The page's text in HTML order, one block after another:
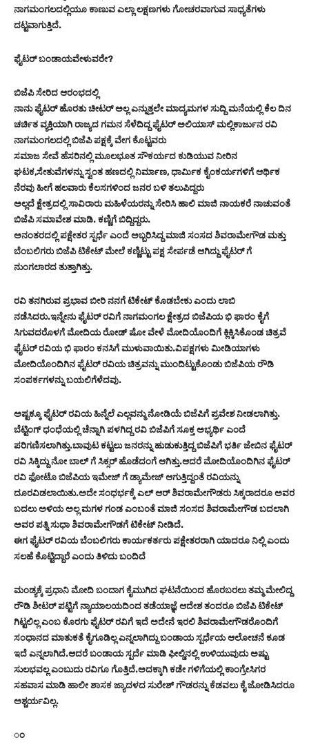
ನಾಗಮಂಗಲದಲ್ಲಿಯೂ ಕಾಣುವ ಎಲ್ಲಾ ಲಕ್ಷಣಗಳು ಗೋಚರವಾಗುವ ಸಾಧ್ಯತೆಗಳು
ದಟ್ಟವಾಗುತ್ತಿದೆ.
ಫೈಟರ್ ಬಂಡಾಯವೇಳುವರೇ?
ಬಿಜೆಪಿ ಸೇರಿದ ಆರಂಭದಲ್ಲಿ
ನಾನು ಫೈಟರ್ ಹೊರತು ಚೀಟರ್ ಅಲ್ಲ ಎನ್ನುತ್ತಲೇ ಮಾದ್ಯಮಗಳ ಸುದ್ದಿ ಮನೆಯಲ್ಲಿ ಕೆಲ ದಿನ
ಚರ್ಚಿತ ವ್ಯಕ್ತಿಯಾಗಿ ರಾಜ್ಯದ ಗಮನ ಸೆಳೆದಿದ್ದ ಫೈಟರ್ ಅಲಿಯಾಸ್ ಮಲ್ಲಿಕಾರ್ಜುನ ರವಿ
ನಾಗಮಂಗಲದಲ್ಲಿ ಬಿಜೆಪಿ ಪಕ್ಷಕ್ಕೆ ವೇಗ ಕೊಟ್ಟವರು
ಸಮಾಜ ಸೇವೆ ಹೆಸರಿನಲ್ಲಿ ಮೂಲಭೂತ ಸೌಕರ್ಯದ ಕುಡಿಯುವ ನೀರಿನ
ಘಟಕ,ಸೇತುವೆಗಳನ್ನು ಸ್ವಂತ ಹಣದಲ್ಲಿ ನಿರ್ಮಾಣ, ಧಾರ್ಮಿಕ ಕೈಂಕರ್ಯಗಳಿಗೆ ಆರ್ಥಿಕ
ನೆರವು ಹೀಗೆ ಹಲವಾರು ಕೆಲಸಗಳಿಂದ ಜನರ ಬಳಿ ತಲುಪಿದ್ದರು
ಅಲ್ಲದೆ ಕ್ಷೇತ್ರದಲ್ಲಿ ಸಾವಿರಾರು ಮಹಿಳೆಯರನ್ನು ಸೇರಿಸಿ ಹಾಲಿ ಮಾಜಿ ನಾಯಕರೆ ನಾಚುವಂತೆ
ಬಿಜೆಪಿ ಸಮಾವೇಶ ಮಾಡಿ. ಕಣ್ಣಿಗೆ ಬಿದ್ದಿದ್ದರು.
ಅನಂತರದಲ್ಲಿ ಪಕ್ಷೇತರ ಸ್ಪರ್ಧೆ ಎಂದೆ ಅಬ್ಬರಿಸಿದ್ದ ಮಾಜಿ ಸಂಸದ ಶಿವರಾಮೇಗೌಡ ಮತ್ತು
ಬೆಂಬಲಿಗರು ಬಿಜೆಪಿ ಟಿಕೇಟ್ ಮೇಲೆ ಕಣ್ಣಿಟ್ಟು ಪಕ್ಷ ಸೇರ್ಪಡೆ ಆಗಿದ್ದು ಫೈಟರ್ ಗೆ
ನುಂಗಲಾರದ ತುತ್ತಾಗಿತ್ತು.
ರವಿ ತನಗಿರುವ ಪ್ರಭಾವ ಬೀರಿ ನನಗೆ ಟಿಕೇಟ್ ಕೊಡಬೇಕು ಎಂದು ಲಾಬಿ
ನಡೆಸಿದರು.ಇನ್ನೇನು ಫೈಟರ್ ರವಿಗೆ ನಾಗಮಂಗಲ ಕ್ಷೇತ್ರದ ಬಿಜೆಪಿಯ ಭಿ ಫಾರಂ ಕೈಗೆ
ಸಿಗುವದರೊಳಗೆ ಮೋದಿಯ ರೋಡ್ ಷೋ ವೇಳೆ ಮೋದಿಯೊಂದಿಗೆ ಕ್ಲಿಕ್ಕಿಸಿಕೊಂಡ ಚಿತ್ರವೆ
ಫೈಟರ್ ರವಿಯ ಭಿ ಫಾರಂ ಕನಸಿಗೆ ಮುಳುವಾಯಿತು.ವಿಪಕ್ಷಗಳು ಮೀಡಿಯಾಗಳು
ಮೋದಿಯೊಂದಿಗಿನ ಫೈಟರ್ ರವಿಯ ಚಿತ್ರವನ್ನು ಮುಂದಿಟ್ಟುಕೊಂಡು ಬಿಜೆಪಿಯ ರೌಡಿ
ಸಂಪರ್ಕಗಳನ್ನು ಬಯಲಿಗೆಳೆದವು.
ಅಷ್ಟಕ್ಕೂ ಫೈಟರ್ ರವಿಯ ಹಿನ್ನೆಲೆ ಎಲ್ಲವನ್ಮು ನೋಡಿಯೆ ಬಿಜೆಪಿಗೆ ಪ್ರವೇಶ ನೀಡಲಾಗಿತ್ತು.
ಬೆಟ್ಟಿಂಗ್ ಧಂಧೆಯಲ್ಲಿ ಚೆನ್ನಾಗಿ ಪಳಗಿದ್ದ ರವಿ ಬಿಜೆಪಿಗೆ ಸೂಕ್ತ ಅಭ್ಯರ್ಥಿ ಎಂದೆ
ಪರಿಗಣಿಸಲಾಗಿತ್ತು.ಬಾವುಟ ಕಟ್ಟಲು ಜನರನ್ನು ಹುಡುಕುತ್ತಿದ್ದ ಬಿಜೆಪಿಗೆ ಭರ್ತಿ ಜೇಬಿನ ಫೈಟರ್
ರವಿ ಸಿಕ್ಕಿದ್ದು ನೋ ಬಾಲ್ ಗೆ ಸಿಕ್ಸರ್ ಹೊಡೆದಂಗೆ ಆಗಿತ್ತು.ಆದರೆ ಮೋದಿಯೊಂದಿಗಿ‌ನ ಫೈಟರ್
ರವಿ ಫೋಟೊ ಬಿಜೆಪಿಯ ಇಮೇಜ್ ಗೆ ಡ್ಯಾಮೇಜ್ ಆಗುತ್ತಿದ್ದಂತೆ ರವಿಯನ್ನು
ದೂರವಿಡಲಾಯಿತು.ಅದೇ ಸಂಧರ್ಭಕ್ಕೆ ಎಲ್ ಆರ್ ಶಿವರಾಮೇಗೌಡರು ಸಿಕ್ಕರಾದರೂ ಅವರ
ಬದಲು ಅಳಿಯ ಅಲ್ಲ ಮಗಳ ಗಂಡ ಎಂಬಂತೆ ಮಾಜಿ ಸಂಸದ ಶಿವರಾಮೇಗೌಡ ಬದಲಾಗಿ
ಅವರ ಪತ್ನಿ ಸುಧಾ ಶಿವರಾಮೇಗೌಡಗೆ ಟಿಕೇಟ್ ನೀಡಿದೆ.
ಈಗ ಫೈಟರ್ ರವಿಯ ಬೆಂಬಲಿಗರು ಕಾರ್ಯಕರ್ತರು ಪಕ್ಷೇತರರಾಗಿ ಯಾದರೂ ನಿಲ್ಲಿ ಎಂದು
ಸಲಹೆ ಕೊಟ್ಟಿದ್ದಾರೆ ಎಂದು ತಿಳಿದು ಬಂದಿದೆ
ಮಂಡ್ಯಕ್ಕೆ ಪ್ರಧಾನಿ ಮೋದಿ ಬಂದಾಗ ಕೈಮುಗಿದ ಘಟನೆಯಿಂದ ಹೊರಬರಲು ತಮ್ಮ ಮೇಲಿದ್ದ
ರೌಡಿ ಶೀಟರ್ ಪಟ್ಟಿಗೆ ನ್ಯಾಯಾಲಯದಿಂದ ತಡೆಯಾಜ್ಞೆ ಆದೇಶ ತಂದರೂ ಬಿಜೆಪಿ ಟಿಕೇಟ್
ಗಿಟ್ಟಲಿಲ್ಲ ಎಂಬ ಕೊರಗು ಫೈಟರ್ ರವಿಗೆ ಇದೆ ಅದೇನೆ ಇರಲಿ ಶಿವರಾಮೇಗೌಡರೊಂದಿಗೆ
ಸಂಧಾನದ ಮಾತುಕತೆ ಕೈಗೂಡಿಲ್ಲ ಎನ್ನಲಾಗಿದ್ದು ಬಂಡಾಯ ಸ್ಪರ್ಧೆಯ ಆಲೋಚನೆ ಕೂಡ
ಇದೆ ಎನ್ನಲಾಗಿದೆ.ಆದರೆ ಬಂಡಾಯ ಸ್ಪರ್ದೆ ಮಾಡಿ ಫೀಲ್ಡಿನಲ್ಲಿ ಉಳಿಯುವುದು ಅಷ್ಟು
ಸುಲಭವಲ್ಲ ಎಂಬುದು ರವಿಗೂ ಗೊತ್ತಿದೆ.ಅದಕ್ಕಾಗಿ ಕಡೇ ಗಳಿಗೆಯಲ್ಲಿ ಕಾಂಗ್ರೇಸಿಗರ
ಸಹವಾಸ ಮಾಡಿ ಹಾಲೀ ಶಾಸಕ ಜ್ಯಾದಳದ ಸುರೇಶ್ ಗೌಡರನ್ನು ಕೆಡವಲು ಕೈ ಜೋಡಿಸಿದರೂ
ಅಶ್ಚರ್ಯವಿಲ್ಲ.
ಂ